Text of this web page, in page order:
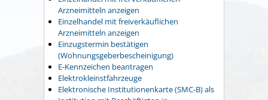
Arzneimitteln anzeigen
Einzelhandel mit freiverkäuflichen
Arzneimitteln anzeigen
Einzugstermin bestätigen
(Wohnungsgeberbescheinigung)
E-Kennzeichen beantragen
Elektrokleinstfahrzeuge
Elektronische Institutionenkarte (SMC-B) als